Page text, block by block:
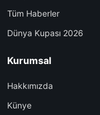
Tüm Haberler
Dünya Kupası 2026
Kurumsal
Hakkımızda
Künye